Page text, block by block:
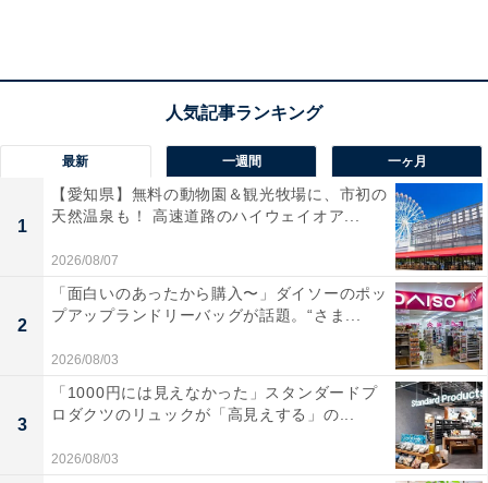
毎年楽しみにしている人も多いクリスマス限定フラペチ
ーノ。今年のホリデーシーズンのスタートは、メリーク
リスマスならぬ「メリーストロベリーケーキ フラペチー
ノ」。クリスマスショートケーキをイメージした白と赤
のコントラストに、思わず胸が高まります。
まずケーキの断面のような見た目に注目です。カップの
底にはスポンジケーキのクラム、さらに真っ赤なストロ
ベリーソース、その上にはスポンジケーキ風味のベース
がたっぷり。仕上げにホイップクリームとフリーズドラ
最新 一週間 一ヶ月
1
【愛知県】無料の動物園＆観光牧場に、市初の
天然温泉も！ 高速道路のハイウェイオア...
2026/08/07
2
「面白いのあったから購入〜」ダイソーのポッ
プアップランドリーバッグが話題。“さま...
2026/08/03
3
「1000円には見えなかった」スタンダードプ
ロダクツのリュックが「高見えする」の...
2026/08/03